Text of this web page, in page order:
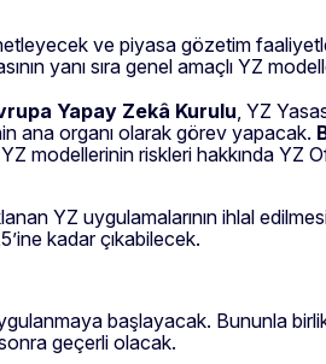
ve piyasa gözetim
yanı sıra genel amaçlı YZ
Yapay Zekâ Kurulu, YZ
ana organı olarak görev yapacak.
modellerinin riskleri hakkında YZ
YZ uygulamalarının ihlal
kadar çıkabilecek.
başlayacak. Bununla
geçerli olacak.